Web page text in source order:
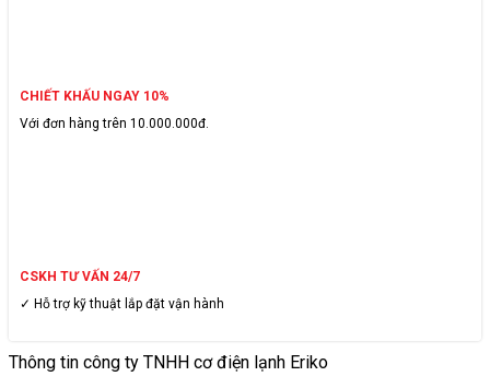
CHIẾT KHẤU NGAY 10%
Với đơn hàng trên 10.000.000đ.
CSKH TƯ VẤN 24/7
✓ Hỗ trợ kỹ thuật lắp đặt vận hành
Thông tin công ty TNHH cơ điện lạnh Eriko